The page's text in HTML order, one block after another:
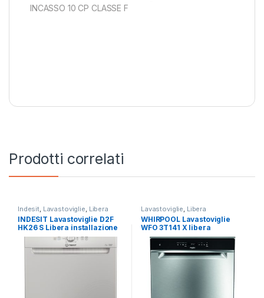
INCASSO 10 CP CLASSE F
Prodotti correlati
Indesit Lavastoviglie Libera
Installazione
INDESIT Lavastoviglie D2F
HK26 S Libera installazione
14 coperti
Lavastoviglie Libera
Installazione , Whirlpool
WHIRPOOL Lavastoviglie
WFO 3T141 X libera
installazione